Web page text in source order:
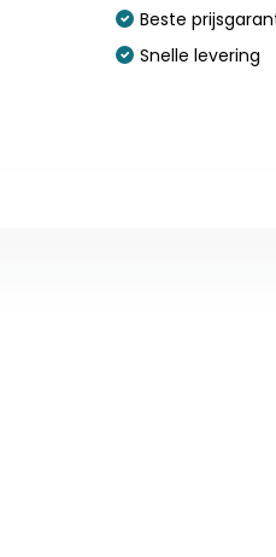
Beste
Snelle levering